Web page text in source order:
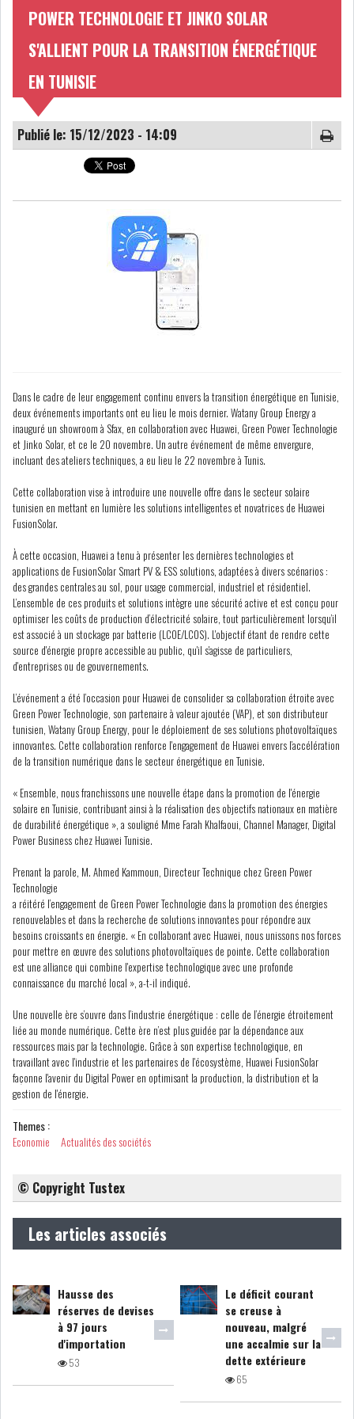
PRIVATISATION & OPV
INDICATEURS
INTERMÉDIAIRES
DIVERS
PRESSE
BOURSE DE TUNIS : UN BILAN
LE CMF ET LA BANQUE DE
FRANCE RENFORCENT...
ADMINISTRATEURS...
L’ATB RENFORCE SON
ENGAGEMENT AUPRÈS DES...
RSS
COTATION ET ANALYSES
FICHES SOCIÉTÉS
COURS DU JOUR
ANALYSE QUOTIDIENNE
ANALYSE HEBDOMADAIRE
ZOOM ENTREPRISE
HISTORIQUE DES ZOOMS
ARCHIVES DES COURS
SICAV
GRAPHIQUE TUNINDEX
RSS ANALYSES QUOTIDIENNES
SECTEURS
PHARMACEUTIQUE
POWER TECHNOLOGIE ET JINKO SOLAR
S'ALLIENT POUR LA TRANSITION ÉNERGÉTIQUE
EN TUNISIE
Publié le: 15/12/2023 - 14:09
Dans le cadre de leur engagement continu envers la transition énergétique en Tunisie,
deux événements importants ont eu lieu le mois dernier. Watany Group Energy a
inauguré un showroom à Sfax, en collaboration avec Huawei, Green Power Technologie
et Jinko Solar, et ce le 20 novembre. Un autre événement de même envergure,
incluant des ateliers techniques, a eu lieu le 22 novembre à Tunis.
Cette collaboration vise à introduire une nouvelle offre dans le secteur solaire
tunisien en mettant en lumière les solutions intelligentes et novatrices de Huawei
FusionSolar.
À cette occasion, Huawei a tenu à présenter les dernières technologies et
applications de FusionSolar Smart PV & ESS solutions, adaptées à divers scénarios :
des grandes centrales au sol, pour usage commercial, industriel et résidentiel.
L’ensemble de ces produits et solutions intègre une sécurité active et est conçu pour
optimiser les coûts de production d’électricité solaire, tout particulièrement lorsqu’il
est associé à un stockage par batterie (LCOE/LCOS). L'objectif étant de rendre cette
source d'énergie propre accessible au public, qu'il s'agisse de particuliers,
d'entreprises ou de gouvernements.
L’événement a été l’occasion pour Huawei de consolider sa collaboration étroite avec
Green Power Technologie, son partenaire à valeur ajoutée (VAP), et son distributeur
tunisien, Watany Group Energy, pour le déploiement de ses solutions photovoltaïques
innovantes. Cette collaboration renforce l'engagement de Huawei envers l’accélération
de la transition numérique dans le secteur énergétique en Tunisie.
« Ensemble, nous franchissons une nouvelle étape dans la promotion de l'énergie
solaire en Tunisie, contribuant ainsi à la réalisation des objectifs nationaux en matière
de durabilité énergétique », a souligné Mme Farah Khalfaoui, Channel Manager, Digital
Power Business chez Huawei Tunisie.
Prenant la parole, M. Ahmed Kammoun, Directeur Technique chez Green Power
Technologie
a réitéré l’engagement de Green Power Technologie dans la promotion des énergies
renouvelables et dans la recherche de solutions innovantes pour répondre aux
besoins croissants en énergie. « En collaborant avec Huawei, nous unissons nos forces
pour mettre en œuvre des solutions photovoltaïques de pointe. Cette collaboration
est une alliance qui combine l'expertise technologique avec une profonde
connaissance du marché local », a-t-il indiqué.
Une nouvelle ère s’ouvre dans l’industrie énergétique : celle de l’énergie étroitement
liée au monde numérique. Cette ère n’est plus guidée par la dépendance aux
ressources mais par la technologie. Grâce à son expertise technologique, en
travaillant avec l'industrie et les partenaires de l'écosystème, Huawei FusionSolar
façonne l'avenir du Digital Power en optimisant la production, la distribution et la
gestion de l'énergie.
Themes :
Economie
Actualités des sociétés
© Copyright Tustex
Les articles associés
Hausse des
réserves de devises
à 97 jours
d'importation
53
Le déficit courant
se creuse à
nouveau, malgré
une accalmie sur la
dette extérieure
65